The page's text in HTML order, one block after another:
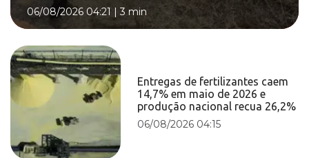
06/08/2026 04:21 |3 min
Entregas de fertilizantes caem
14,7% em maio de 2026 e
produção nacional recua 26,2%
06/08/2026 04:15